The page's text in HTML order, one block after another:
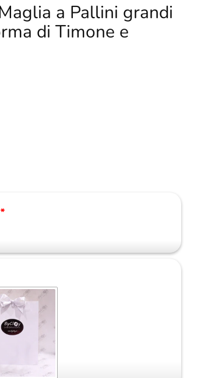
a Pallini grandi
di Timone e